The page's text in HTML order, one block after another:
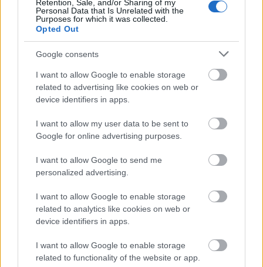
Retention, Sale, and/or Sharing of my
Personal Data that Is Unrelated with the
Purposes for which it was collected.
Opted Out
Google consents
I want to allow Google to enable storage
related to advertising like cookies on web or
device identifiers in apps.
I want to allow my user data to be sent to
Google for online advertising purposes.
I want to allow Google to send me
personalized advertising.
I want to allow Google to enable storage
related to analytics like cookies on web or
device identifiers in apps.
I want to allow Google to enable storage
related to functionality of the website or app.
csata ötszázadik évfordulójára
Új kápolna, kiállítótér épült a mohácsi csata emlékhelyén. A
városban is számos beruházás készült el vagy közeledik a
befejezéshez. Új parkolóház létesül, megújul a városháza és a
Széchenyi tér is.
A tengerfenék alatt négy óriáskábellel
kötik össze Spanyolország és
Franciaország villamosenergia-
hálózatát